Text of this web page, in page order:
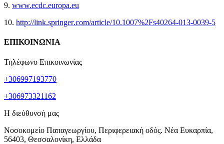
9. www.ecdc.europa.eu
10. http://link.springer.com/article/10.1007%2Fs40264-013-0039-5
ΕΠΙΚΟΙΝΩΝΙΑ
Τηλέφωνο Επικοινωνίας
+306997193770
+306973321162
Η διεύθυνσή μας
Νοσοκομείο Παπαγεωργίου, Περιφερειακή οδός. Νέα Ευκαρπία,
56403, Θεσσαλονίκη, Ελλάδα